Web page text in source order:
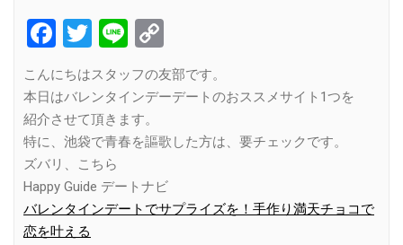
Facebook
Twitter
Line
Link
こんにちはスタッフの友部です。
本日はバレンタインデーデートのおススメサイト1つを
紹介させて頂きます。
特に、池袋で青春を謳歌した方は、要チェックです。
ズバリ、こちら
Happy Guide デートナビ
バレンタインデートでサプライズを！手作り満天チョコで
恋を叶える